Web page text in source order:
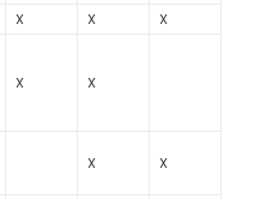
X X
X
X X
X X